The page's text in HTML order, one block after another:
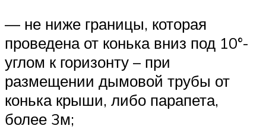
— не ниже границы, которая
проведена от конька вниз под 10°-
углом к горизонту – при
размещении дымовой трубы от
конька крыши, либо парапета,
более 3м;